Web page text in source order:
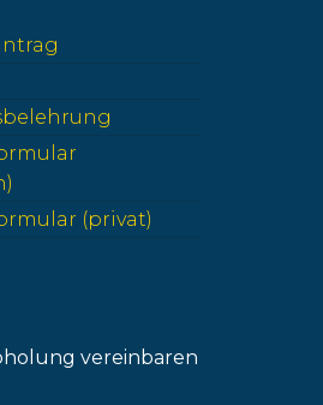
(privat)
vereinbaren